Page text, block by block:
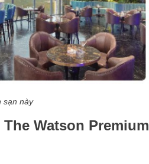
sạn này
Watson Premium